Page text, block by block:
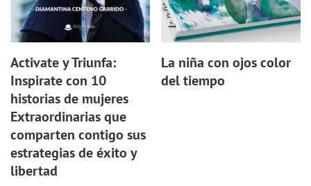
Activate y Triunfa:
Inspirate con 10
historias de mujeres
Extraordinarias que
comparten contigo sus
estrategias de éxito y
libertad
La niña con ojos color
del tiempo